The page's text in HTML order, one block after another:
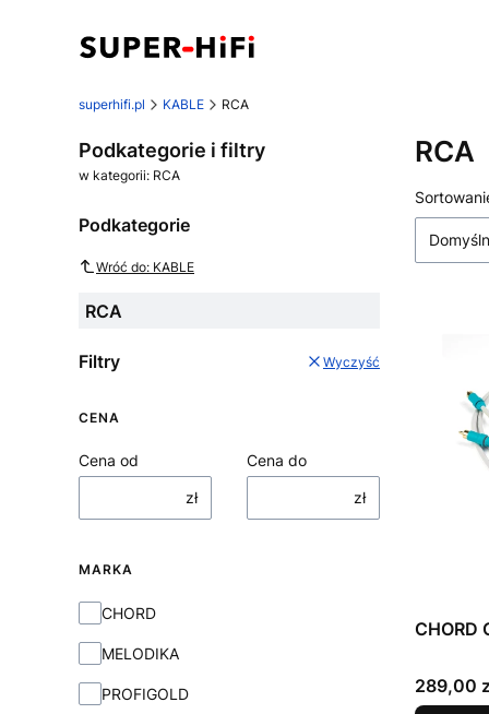
superhifi.pl KABLE RCA
Podkategorie i filtry
w kategorii: RCA
Podkategorie
Wróć do: KABLE
RCA
Filtry Wyczyść
CENA
Cena od
zł
Cena do
zł
MARKA
Marka
CHORD
MELODIKA
PROFIGOLD
RCA
Lista
CHORD
Cena
289,00